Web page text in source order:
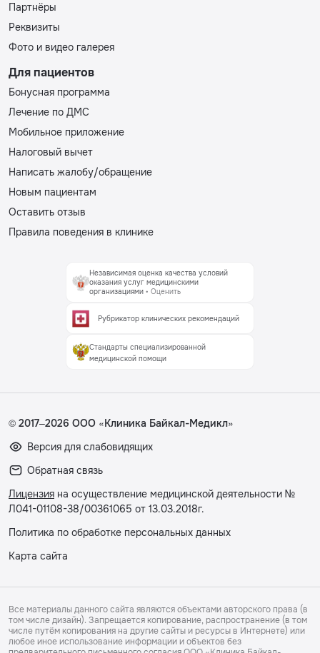
Партнёры
Реквизиты
Фото и видео галерея
Для пациентов
Бонусная программа
Лечение по ДМС
Мобильное приложение
Налоговый вычет
Написать жалобу/обращение
Новым пациентам
Оставить отзыв
Правила поведения в клинике
Независимая оценка качества условий
оказания услуг медицинскими
организациями • Оценить
Рубрикатор клинических рекомендаций
Стандарты специализированной
медицинской помощи
© 2017–2026 ООО «Клиника Байкал-Медикл»
Версия для слабовидящих
Обратная связь
Лицензия на осуществление медицинской деятельности №
Л041-01108-38/00361065 от 13.03.2018г.
Политика по обработке персональных данных
Карта сайта
Все материалы данного сайта являются объектами авторского права (в
том числе дизайн). Запрещается копирование, распространение (в том
числе путём копирования на другие сайты и ресурсы в Интернете) или
любое иное использование информации и объектов без